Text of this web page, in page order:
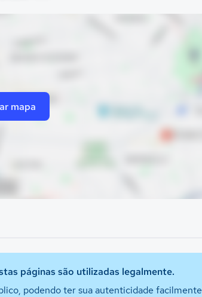
mapa
páginas são utilizadas legalmente.
podendo ter sua autenticidade facilmente